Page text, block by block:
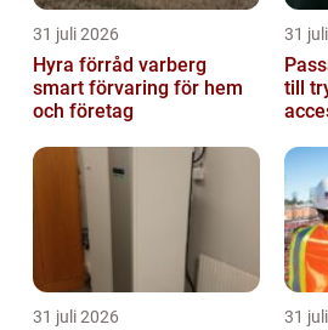
31 juli 2026
Hyra förråd varberg
smart förvaring för hem
och företag
31
till
31 juli 2026 31